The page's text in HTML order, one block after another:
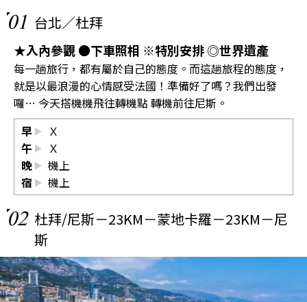
01 台北／杜拜
★入內參觀 ●下車照相 ※特別安排 ◎世界遺產
每一趟旅行，都有屬於自己的態度。而這趟旅程的態度，
就是以最浪漫的心情感受法國！準備好了嗎？我們出發
囉… 今天搭機機飛往轉機點 轉機前往尼斯。
早
Ｘ
午
Ｘ
晚
機上
宿
機上
02 杜拜/尼斯－23KM－蒙地卡羅－23KM－尼
斯